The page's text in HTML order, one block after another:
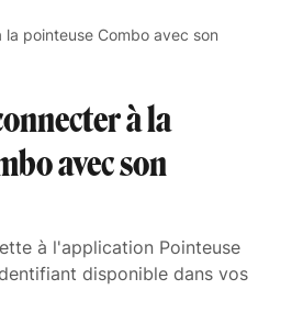
pointeuse Combo avec son
à la
avec son
à l'application Pointeuse
disponible dans vos